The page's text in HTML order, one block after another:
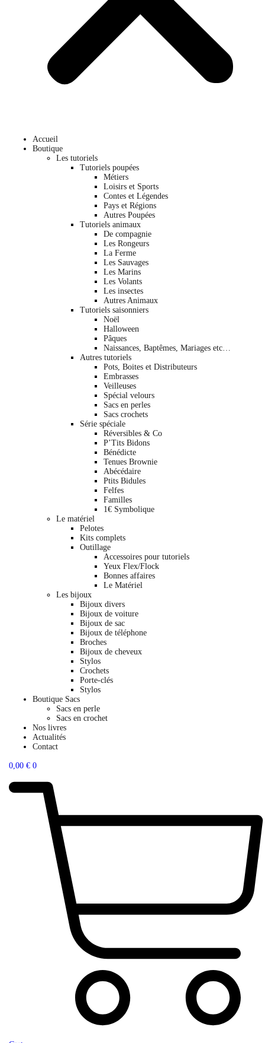
Accueil
Boutique
Les tutoriels
Tutoriels poupées
Métiers
Loisirs et Sports
Contes et Légendes
Pays et Régions
Autres Poupées
Tutoriels animaux
De compagnie
Les Rongeurs
La Ferme
Les Sauvages
Les Marins
Les Volants
Les insectes
Autres Animaux
Tutoriels saisonniers
Noël
Halloween
Pâques
Naissances, Baptêmes, Mariages etc…
Autres tutoriels
Pots, Boites et Distributeurs
Embrasses
Veilleuses
Spécial velours
Sacs en perles
Sacs crochets
Série spéciale
Réversibles & Co
P’Tits Bidons
Bénédicte
Tenues Brownie
Abécédaire
Ptits Bidules
Felfes
Familles
1€ Symbolique
Le matériel
Pelotes
Kits complets
Outillage
Accessoires pour tutoriels
Yeux Flex/Flock
Bonnes affaires
Le Matériel
Les bijoux
Bijoux divers
Bijoux de voiture
Bijoux de sac
Bijoux de téléphone
Broches
Bijoux de cheveux
Stylos
Crochets
Porte-clés
Stylos
Boutique Sacs
Sacs en perle
Sacs en crochet
Nos livres
Actualités
Contact
0,00 € 0